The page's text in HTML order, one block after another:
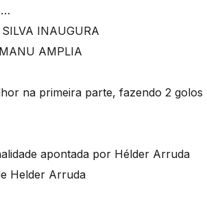
SILVA INAUGURA
MANU AMPLIA
na primeira parte, fazendo 2
apontada por Hélder Arruda
Helder Arruda